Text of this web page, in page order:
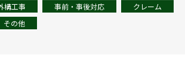
構工事 事前・事後対応
クレーム
その他